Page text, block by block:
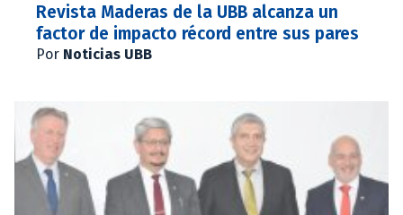
Revista Maderas de la UBB alcanza un
factor de impacto récord entre sus pares
Por Noticias UBB